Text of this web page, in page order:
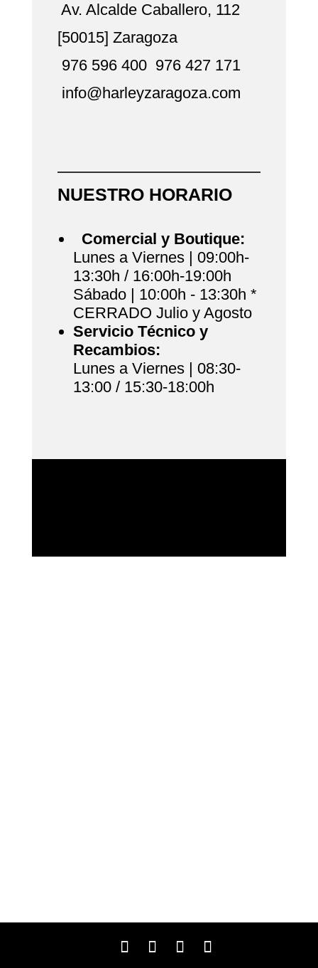
Av. Alcalde Caballero, 112
[50015] Zaragoza
976 596 400 976 427 171
info@harleyzaragoza.com
NUESTRO HORARIO
Comercial y Boutique:
Lunes a Viernes | 09:00h-
13:30h / 16:00h-19:00h
Sábado | 10:00h - 13:30h *
CERRADO Julio y Agosto
Servicio Técnico y
Recambios:
Lunes a Viernes | 08:30-
13:00 / 15:30-18:00h